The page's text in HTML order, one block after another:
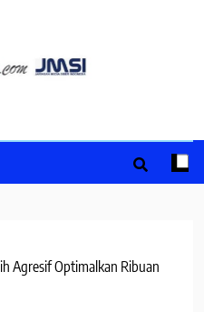
Agresif Optimalkan Ribuan